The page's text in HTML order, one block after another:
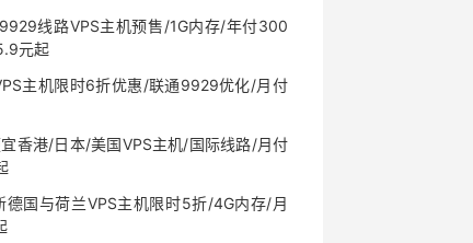
线路VPS主机预售/1G内存/年付300
元起
主机限时6折优惠/联通9929优化/月付
香港/日本/美国VPS主机/国际线路/月付
德国与荷兰VPS主机限时5折/4G内存/月